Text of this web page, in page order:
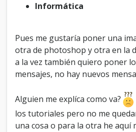
.
Informática
Pues me gustaría poner una
otra de photoshop y otra en la
a la vez también quiero poner
mensajes, no hay nuevos
Alguien me explíca como va?
los tutoriales pero no me
una cosa o para la otra he aquí